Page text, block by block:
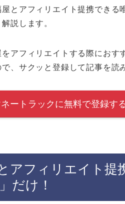
とアフィリエイト提携できる
説します。
アフィリエイトする際におす
、サクッと登録して記事を読
ートラックに無料で登録す
アフィリエイト提
だけ！